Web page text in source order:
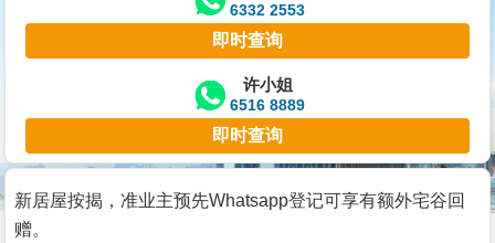
业
主
宅
谷
按
6332 2553
即时查询
许小姐
6516 8889
即时查询
新居屋按揭，准业主预先Whatsapp登记可享有额外宅谷回
赠。